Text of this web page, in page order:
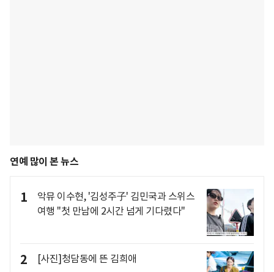
연예 많이 본 뉴스
1
악뮤 이수현, '김성주子' 김민국과 스위스
여행 "첫 만남에 2시간 넘게 기다렸다"
2 [사진]청담동에 뜬 김희애